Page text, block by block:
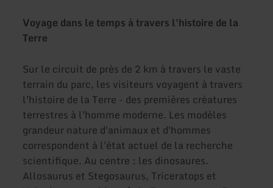
Voyage dans le temps à travers l'histoire de la
Terre
Sur le circuit de près de 2 km à travers le vaste
terrain du parc, les visiteurs voyagent à travers
l'histoire de la Terre - des premières créatures
terrestres à l'homme moderne. Les modèles
grandeur nature d'animaux et d'hommes
correspondent à l'état actuel de la recherche
scientifique. Au centre : les dinosaures.
Allosaurus et Stegosaurus, Triceratops et